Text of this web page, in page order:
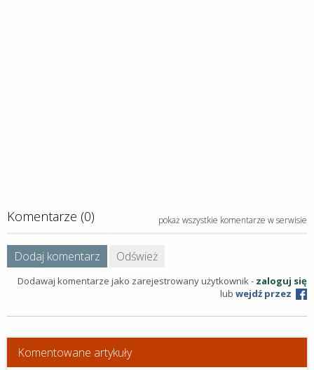
Komentarze (0) pokaż wszystkie komentarze w serwisie
Dodaj komentarz Odśwież
Dodawaj komentarze jako zarejestrowany użytkownik - zaloguj się
lub wejdź przez
Komentowane artykuły